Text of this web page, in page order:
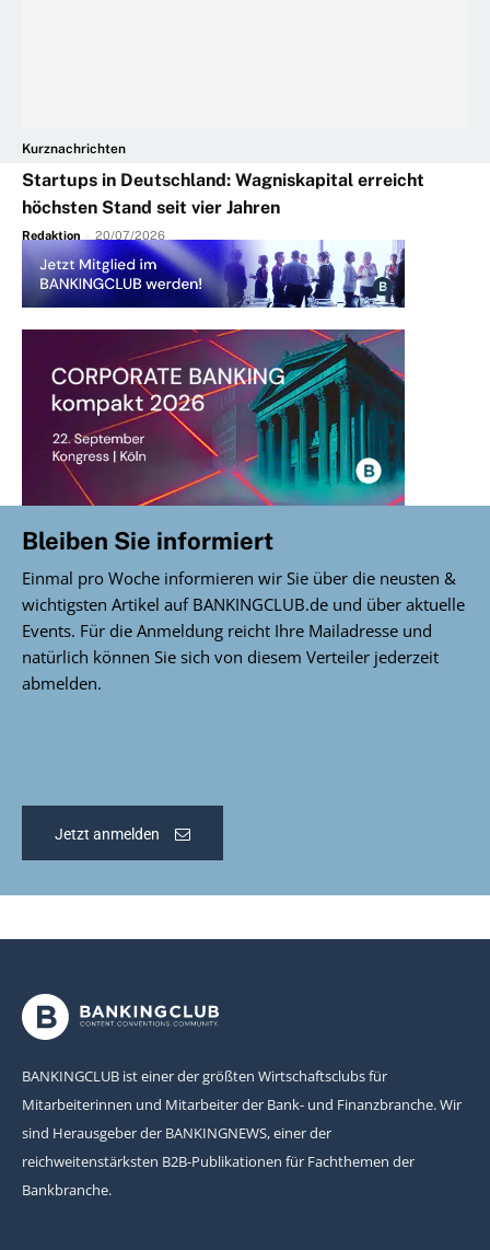
Kurznachrichten
Startups in Deutschland: Wagniskapital erreicht
höchsten Stand seit vier Jahren
Redaktion - 20/07/2026
Bleiben Sie informiert
Einmal pro Woche informieren wir Sie über die neusten &
wichtigsten Artikel auf BANKINGCLUB.de und über aktuelle
Events. Für die Anmeldung reicht Ihre Mailadresse und
natürlich können Sie sich von diesem Verteiler jederzeit
abmelden.
Jetzt anmelden
BANKINGCLUB ist einer der größten Wirtschaftsclubs für
Mitarbeiterinnen und Mitarbeiter der Bank- und Finanzbranche. Wir
sind Herausgeber der BANKINGNEWS, einer der
reichweitenstärksten B2B-Publikationen für Fachthemen der
Bankbranche.